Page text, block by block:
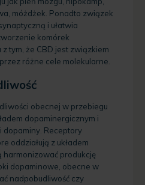
móżdżek. Ponadto związek
i ułatwia
komórek
tym, że CBD jest związkiem
różne cele molekularne.
obecnej w przebiegu
dopaminergicznym i
dopaminy. Receptory
oddziałują z układem
harmonizować produkcję
dopaminowe, obecne w
nadpobudliwość czy